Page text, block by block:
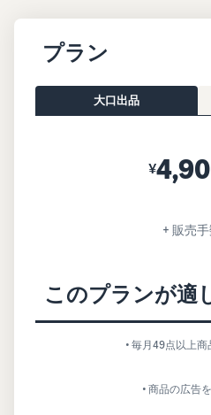
プラン
大口出品
¥
+ 販売
このプランが適
• 毎月49点以上
• 商品の広告